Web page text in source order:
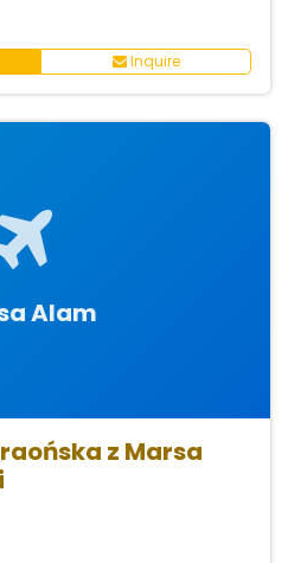
Inquire
Alam
z Marsa